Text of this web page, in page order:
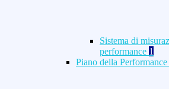
Sistema di
performance 1
Piano della Performance